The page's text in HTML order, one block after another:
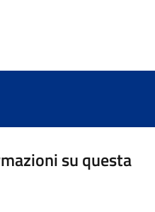
su questa